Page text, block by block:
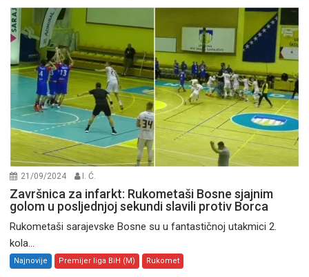
21/09/2024 I. Ć.
Završnica za infarkt: Rukometaši Bosne sjajnim
golom u posljednjoj sekundi slavili protiv Borca
Rukometaši sarajevske Bosne su u fantastičnoj utakmici 2.
kola...
Najnovije Premijer liga BiH (M) Rukomet